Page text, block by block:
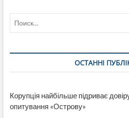
ОСТАННІ
Корупція найбільше підриває
опитування «Острову»